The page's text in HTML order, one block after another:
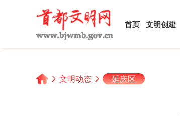
首页 文明创建
文明动态 延庆区